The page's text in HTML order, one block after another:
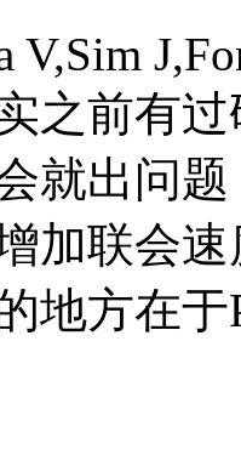
V,Sim
之前有
就出问
加联会
地方在